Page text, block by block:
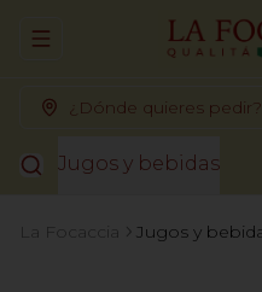
Abrir menu de navegación
¿Dónde quieres pedir?
Jugos y bebidas
La Focaccia Jugos y